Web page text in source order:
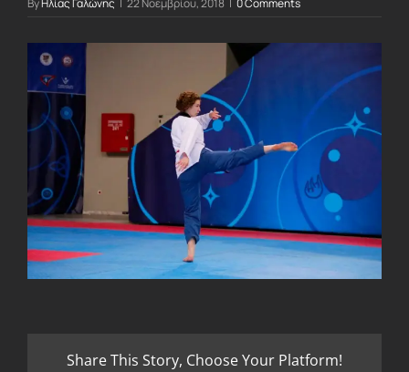
ByΗλίας Γαλώνης | 22 Νοεμβρίου, 2018 | 0 Comments
Share This Story, Choose Your Platform!